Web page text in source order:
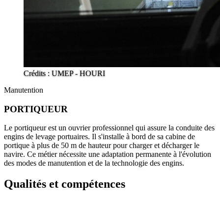
Crédits : UMEP - HOURI
Manutention
PORTIQUEUR
Le portiqueur est un ouvrier professionnel qui assure la conduite des
engins de levage portuaires. Il s'installe à bord de sa cabine de
portique à plus de 50 m de hauteur pour charger et décharger le
navire. Ce métier nécessite une adaptation permanente à l'évolution
des modes de manutention et de la technologie des engins.
Qualités et compétences